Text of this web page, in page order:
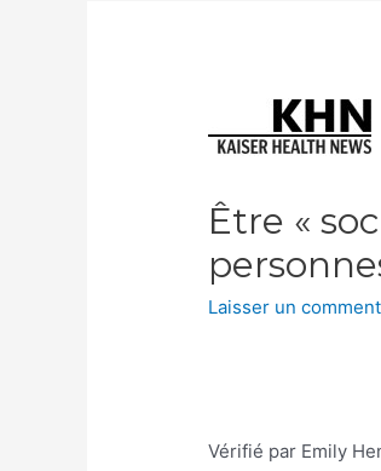
Être «
Laisser un
Vérifié par Emily